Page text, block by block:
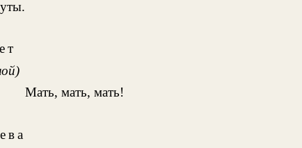
Мать, мать, мать!